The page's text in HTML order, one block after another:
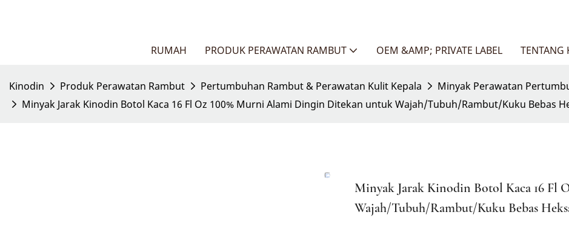
RUMAH PRODUK PERAWATAN RAMBUT OEM &AMP; PRIVATE LABEL TENTANG
Kinodin Produk Perawatan Rambut Pertumbuhan Rambut & Perawatan Kulit Kepala
Minyak Perawatan
Minyak Jarak Kinodin Botol Kaca 16 Fl Oz 100% Murni Alami Dingin Ditekan untuk Wajah/Tubuh/Rambut/Kuku Bebas
Minyak Jarak Kinodin Botol Kaca 16
Wajah/Tubuh/Rambut/Kuku Bebas